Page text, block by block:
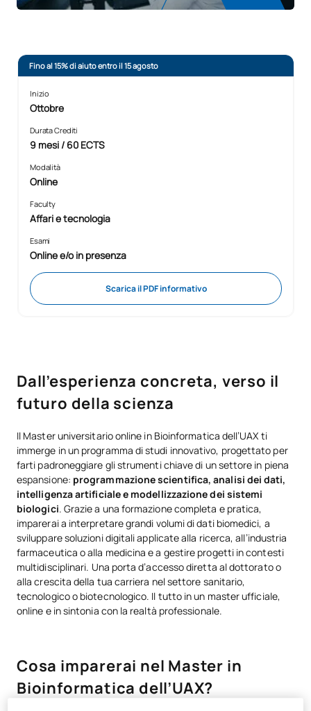
Fino al 15% di aiuto entro il 15 agosto
Inizio
Ottobre
Durata Crediti
9 mesi / 60 ECTS
Modalità
Online
Faculty
Affari e tecnologia
Esami
Online e/o in presenza
Scarica il PDF informativo
Dall’esperienza concreta, verso il
futuro della scienza
Il Master universitario online in Bioinformatica dell’UAX ti
immerge in un programma di studi innovativo, progettato per
farti padroneggiare gli strumenti chiave di un settore in piena
espansione: programmazione scientifica, analisi dei dati,
intelligenza artificiale e modellizzazione dei sistemi
biologici. Grazie a una formazione completa e pratica,
imparerai a interpretare grandi volumi di dati biomedici, a
sviluppare soluzioni digitali applicate alla ricerca, all’industria
farmaceutica o alla medicina e a gestire progetti in contesti
multidisciplinari. Una porta d’accesso diretta al dottorato o
alla crescita della tua carriera nel settore sanitario,
tecnologico o biotecnologico. Il tutto in un master ufficiale,
online e in sintonia con la realtà professionale.
Cosa imparerai nel Master in
Bioinformatica dell’UAX?